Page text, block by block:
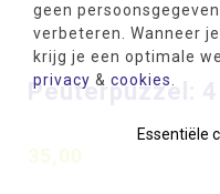
geen
verbeteren. Wanneer
krijg je een optimale
privacy & cookies
Essentiële
Peuterpuzzel:
35,00